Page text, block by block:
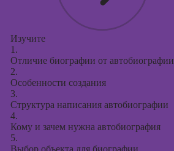
Изучите
1.
Отличие биографии от автобиографии
2.
Особенности создания
3.
Структура написания автобиографии
4.
Кому и зачем нужна автобиография
5.
Выбор объекта для биографии